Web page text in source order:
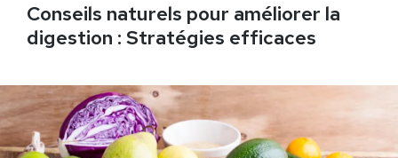
Conseils naturels pour améliorer la
digestion : Stratégies efficaces